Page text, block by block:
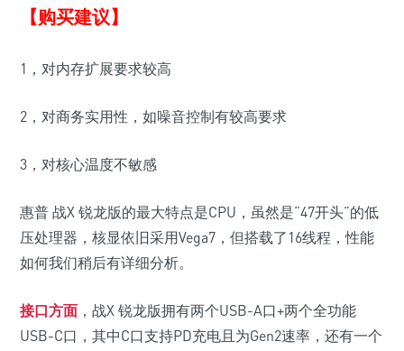
【购买建议】
1，对内存扩展要求较高
2，对商务实用性，如噪音控制有较高要求
3，对核心温度不敏感
惠普 战X 锐龙版的最大特点是CPU，虽然是“47开头”的低
压处理器，核显依旧采用Vega7，但搭载了16线程，性能
如何我们稍后有详细分析。
接口方面 ，战X 锐龙版拥有两个USB-A口+两个全功能
USB-C口，其中C口支持PD充电且为Gen2速率，还有一个